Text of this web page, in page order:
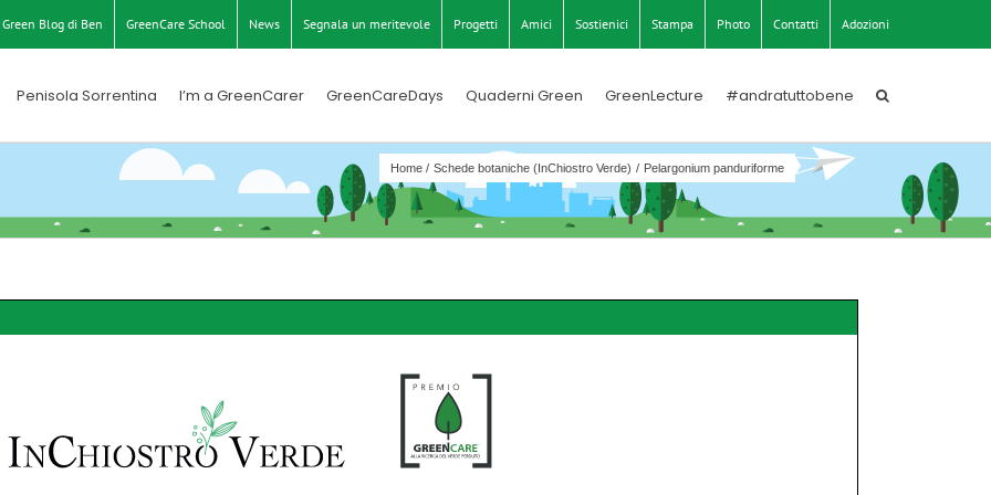
Green Blog di Ben GreenCare School News Segnala un meritevole Progetti Amici Sostienici Stampa Photo Contatti Adozioni
Penisola Sorrentina I’m a GreenCarer GreenCareDays Quaderni Green GreenLecture #andratuttobene
Home Schede botaniche (InChiostro Verde) Pelargonium panduriforme